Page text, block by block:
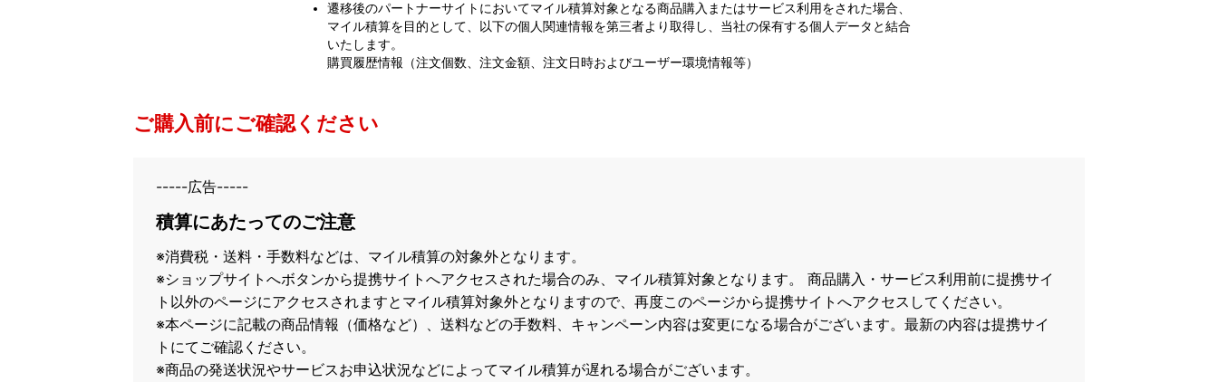
遷移後のパートナーサイトにおいてマイル積算対象となる商品購入またはサービス利用をされた場合、
マイル積算を目的として、以下の個人関連情報を第三者より取得し、当社の保有する個人データと結合
いたします。
購買履歴情報（注文個数、注文金額、注文日時およびユーザー環境情報等）
ご購入前にご確認ください
-----広告-----
積算にあたってのご注意
※消費税・送料・手数料などは、マイル積算の対象外となります。
※ショップサイトへボタンから提携サイトへアクセスされた場合のみ、マイル積算対象となります。 商品購入・サービス利用前に提携サイ
ト以外のページにアクセスされますとマイル積算対象外となりますので、再度このページから提携サイトへアクセスしてください。
※本ページに記載の商品情報（価格など）、送料などの手数料、キャンペーン内容は変更になる場合がございます。最新の内容は提携サイ
トにてご確認ください。
※商品の発送状況やサービスお申込状況などによってマイル積算が遅れる場合がございます。